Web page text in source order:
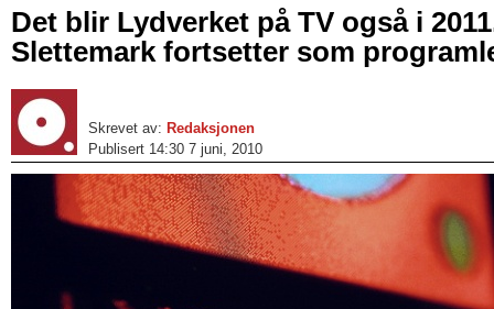
Det blir Lydverket på TV også i
Slettemark fortsetter som
Skrevet av: Redaksjonen
Publisert 14:30 7 juni, 2010